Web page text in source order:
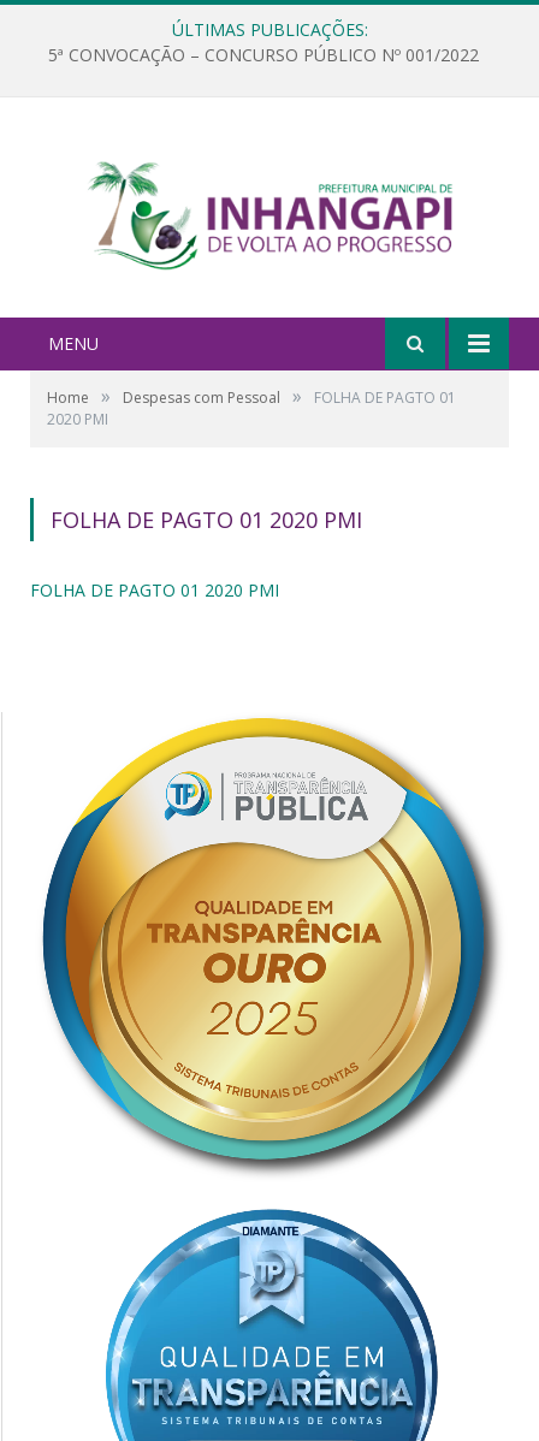
ÚLTIMAS PUBLICAÇÕES:
5ª CONVOCAÇÃO – CONCURSO PÚBLICO Nº 001/2022
MENU
Home » Despesas com Pessoal »
FOLHA DE PAGTO 01
2020 PMI
FOLHA DE PAGTO 01 2020 PMI
FOLHA DE PAGTO 01 2020 PMI